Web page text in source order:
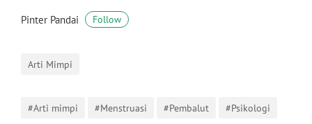
Pinter Pandai Follow
Arti Mimpi
#Arti mimpi #Menstruasi #Pembalut #Psikologi